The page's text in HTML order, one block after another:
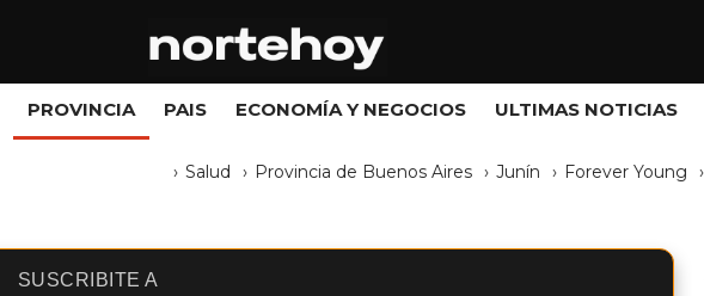
PROVINCIA PAIS ECONOMÍA Y NEGOCIOS ULTIMAS NOTICIAS
Salud Provincia de Buenos Aires Junín Forever Young
SUSCRIBITE A